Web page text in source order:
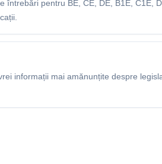
întrebări pentru BE, CE, DE, B1E, C1E,
informații mai amănunțite despre